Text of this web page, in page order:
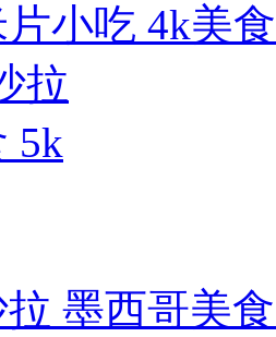
小吃 4k美
墨西哥美